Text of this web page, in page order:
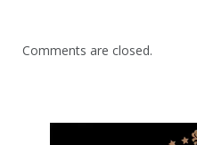
Comments are closed.